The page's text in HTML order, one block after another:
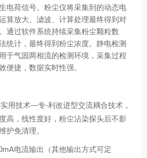
电荷信号。粉尘仪将采集到的动态电
算放大、滤波、计算处理最终得到对
通过软件系统持续采集粉尘颗粒数
统计，最终得到粉尘浓度。 静电检测
于气固两相流的检测环境，采集过程
便捷，数据实时性强。
实用技术—专-利改进型交流耦合技术，
高，线性度好，粉尘沾染探头后不影
护免清理。
电流输出（其他输出方式可定